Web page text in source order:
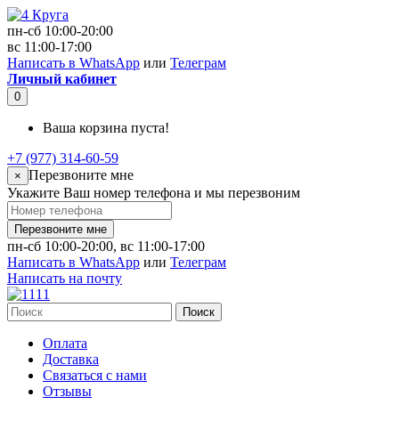
пн-сб 10:00-20:00
вс 11:00-17:00
Написать в WhatsApp или Телеграм
Личный кабинет
0
Ваша корзина пуста!
+7 (977) 314-60-59
× Перезвоните мне
Укажите Ваш номер телефона и мы перезвоним
Перезвоните мне
пн-сб 10:00-20:00, вс 11:00-17:00
Написать в WhatsApp или Телеграм
Написать на почту
Поиск
Оплата
Доставка
Связаться с нами
Отзывы